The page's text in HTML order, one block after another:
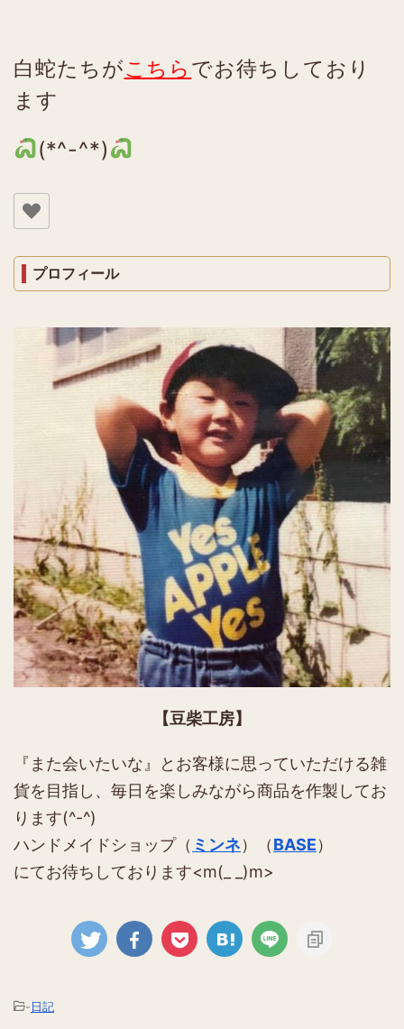
白蛇たちがこちら でお待ちしており
ます
(*^-^*)
プロフィール
【豆柴工房】
『また会いたいな』とお客様に思っていただける雑
貨を目指し、毎日を楽しみながら商品を作製してお
ります(^-^)
ハンドメイドショップ（ ミンネ）（BASE）
にてお待ちしております<m(_ _)m>
-日記